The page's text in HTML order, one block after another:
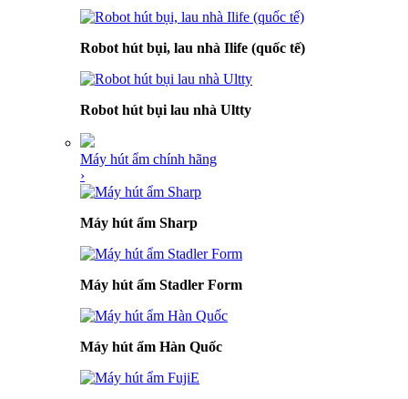
Robot hút bụi, lau nhà Ilife (quốc tế)
Robot hút bụi lau nhà Ultty
Máy hút ẩm chính hãng
›
Máy hút ẩm Sharp
Máy hút ẩm Stadler Form
Máy hút ẩm Hàn Quốc